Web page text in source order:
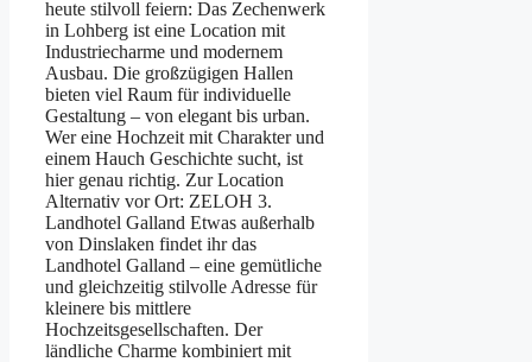
heute stilvoll feiern: Das Zechenwerk
in Lohberg ist eine Location mit
Industriecharme und modernem
Ausbau. Die großzügigen Hallen
bieten viel Raum für individuelle
Gestaltung – von elegant bis urban.
Wer eine Hochzeit mit Charakter und
einem Hauch Geschichte sucht, ist
hier genau richtig. Zur Location
Alternativ vor Ort: ZELOH 3.
Landhotel Galland Etwas außerhalb
von Dinslaken findet ihr das
Landhotel Galland – eine gemütliche
und gleichzeitig stilvolle Adresse für
kleinere bis mittlere
Hochzeitsgesellschaften. Der
ländliche Charme kombiniert mit